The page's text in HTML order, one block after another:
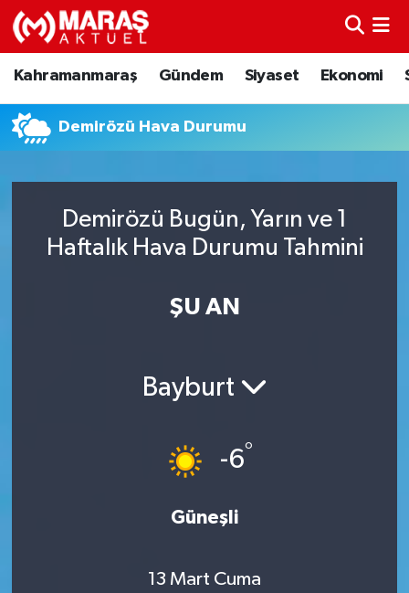
Kahramanmaraş Gündem Siyaset Ekonomi
Demirözü Hava Durumu
Demirözü Bugün, Yarın ve 1
Haftalık Hava Durumu Tahmini
ŞU AN
Bayburt
-6°
Güneşli
13 Mart Cuma
Kahramanmaraş
Ekonomi
Spor
Nöbetçi Eczaneler
Trafik Durumu
TFF 3.Lig 4.Grup Puan Durumu ve Fikstür